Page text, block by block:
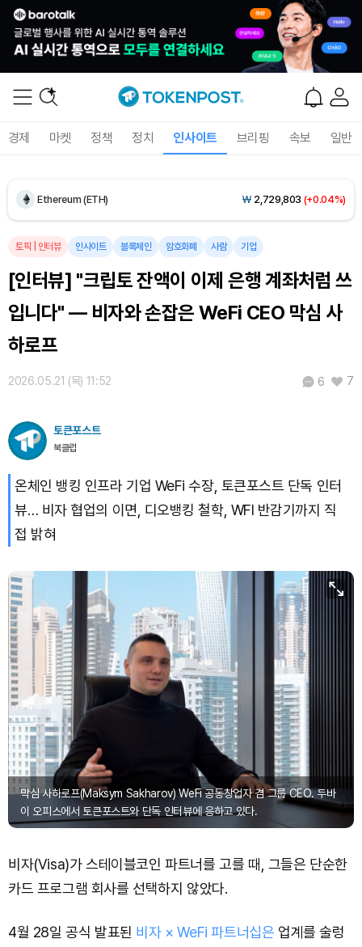
경제 마켓 정책 정치 인사이트 브리핑 속보 일반
Tether USDt (USDT) ₩1,424(0.00%)
BNB (BNB) ₩
USDC (USDC) ₩ 1,425(-0.01%)
XRP (XRP) ₩1,464 (-2.04%)
Hyperliquid (HYPE)
Dogecoin (DOGE) ₩99.55(+1.15%)
토픽 인터뷰 인사이트 블록체인 암호화폐 사람 기업
[인터뷰] "크립토 잔액이 이제 은행 계좌처럼 쓰
입니다" — 비자와 손잡은 WeFi CEO 막심 사
하로프
2026.05.21 (목) 11:52 6 7
토큰포스트
북클럽
온체인 뱅킹 인프라 기업 WeFi 수장, 토큰포스트 단독 인터
뷰… 비자 협업의 이면, 디오뱅킹 철학, WFI 반감기까지 직
접 밝혀
막심 사하로프(Maksym Sakharov) WeFi 공동창업자 겸 그룹 CEO. 두바
이 오피스에서 토큰포스트와 단독 인터뷰에 응하고 있다.
비자(Visa)가 스테이블코인 파트너를 고를 때, 그들은 단순한
카드 프로그램 회사를 선택하지 않았다.
4월 28일 공식 발표된 비자 × WeFi 파트너십은 업계를 술렁